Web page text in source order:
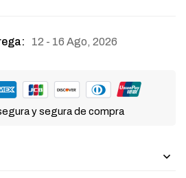
12 - 16 Ago, 2026
y segura de compra